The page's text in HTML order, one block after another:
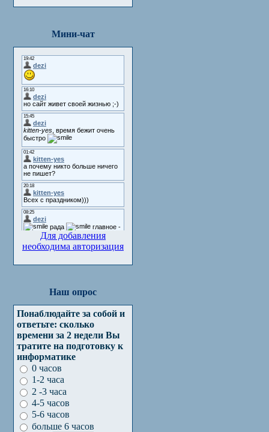
Мини-чат
Для добавления
необходима авторизация
Наш опрос
Понаблюдайте за собой и
ответьте: сколько
времени за 2 недели Вы
тратите на подготовку к
информатике
0 часов
1-2 часа
2 -3 часа
4-5 часов
5-6 часов
больше 6 часов